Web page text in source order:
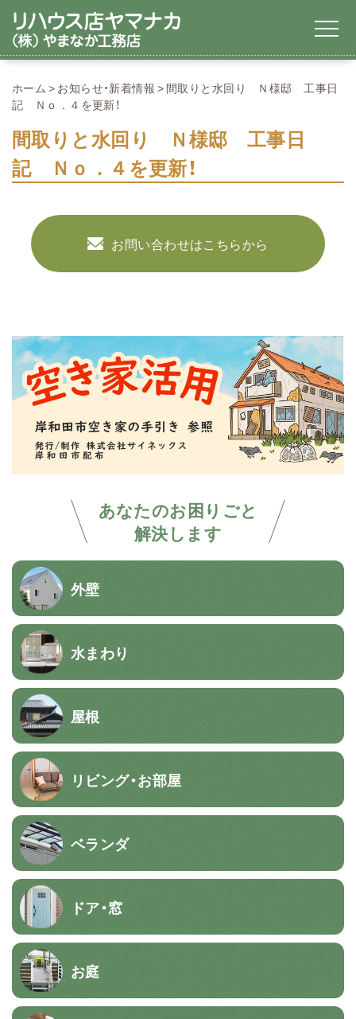
あなたのお困りごと
解決します
外壁
水まわり
屋根
リビング・お部屋
ベランダ
ドア・窓
お庭
ホーム お知らせ・新着情報
間取りと水回り Ｎ様邸 工事日
記 Ｎｏ．４を更新！
間取りと水回り Ｎ様邸 工事日
記 Ｎｏ．４を更新！
お問い合わせはこちらから